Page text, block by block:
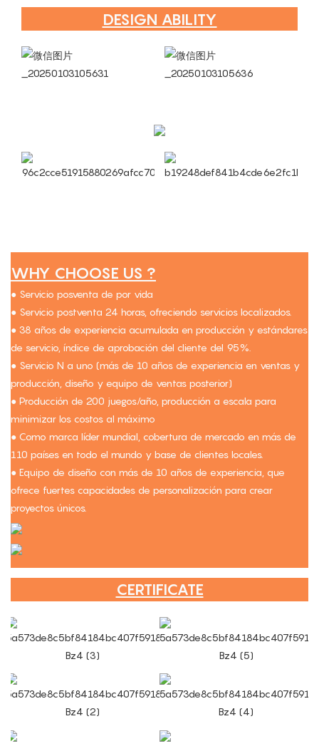
DESIGN ABILITY
WHY CHOOSE US ?
● Servicio posventa de por vida
● Servicio postventa 24 horas, ofreciendo servicios localizados.
● 38 años de experiencia acumulada en producción y estándares
de servicio, índice de aprobación del cliente del 95%.
● Servicio N a uno (más de 10 años de experiencia en ventas y
producción, diseño y equipo de ventas posterior)
● Producción de 200 juegos/año, producción a escala para
minimizar los costos al máximo
● Como marca líder mundial, cobertura de mercado en más de
110 países en todo el mundo y base de clientes locales.
● Equipo de diseño con más de 10 años de experiencia, que
ofrece fuertes capacidades de personalización para crear
proyectos únicos.
CERTIFICATE